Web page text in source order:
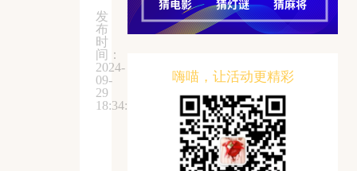
发
布
时
间：
2024-
09-
29
18:34:58
慈
嗨喵，让活动更精彩